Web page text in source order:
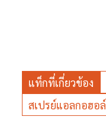
แท็กที่เกี่ยวข้อง
สเปรย์แอลกอฮอล์